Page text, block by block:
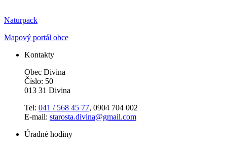
Naturpack
Mapový portál obce
Kontakty
Obec Divina
Číslo: 50
013 31 Divina
Tel: 041 / 568 45 77, 0904 704 002
E-mail: starosta.divina@gmail.com
Úradné hodiny